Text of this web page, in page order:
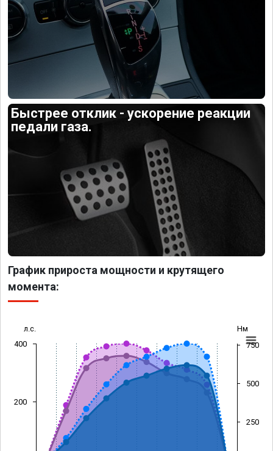
Быстрее отклик - ускорение реакции
педали газа.
График прироста мощности и крутящего
момента:
л.с. Нм
200
400
250
500
750